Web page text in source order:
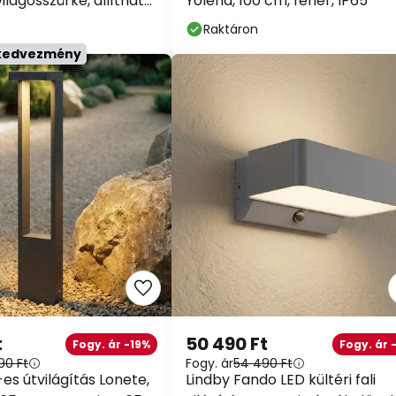
Raktáron
es útvilágítás Lonete,
Fogy. ár -19%
Ft
Lindby Fando LED kültéri fali
50 490 Ft Fogy. ár
Fogy. ár54 490 Ft